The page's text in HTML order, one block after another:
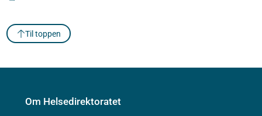
Til toppen
Om Helsedirektoratet